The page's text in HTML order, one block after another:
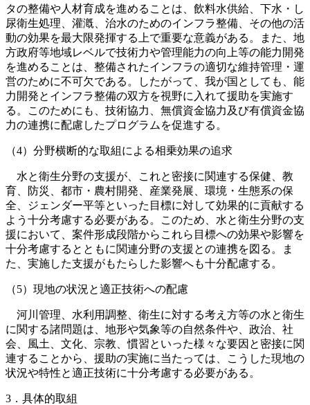
タの整備や人材育成を進めることは、飲料水供給、下水・し
尿衛生処理、灌漑、治水のためのインフラ整備、その他の活
動の効果を最大限発揮する上で重要な意義がある。また、地
方政府等地域レベルで技術力や管理能力の向上等の能力開発
を進めることは、整備されたインフラの適切な維持管理・運
営のために不可欠である。したがって、我が国としても、能
力開発とインフラ整備の双方を視野に入れて援助を実施す
る。このためにも、技術協力、無償資金協力及び有償資金協
力の連携に配慮したプログラムを促進する。
（4）分野横断的な取組による相乗効果の追求
水と衛生分野の支援が、これと密接に関連する保健、教
育、防災、都市・農村開発、産業発展、環境・生態系の保
全、ジェンダー平等といった目標に対して効果的に貢献する
よう十分考慮する必要がある。このため、水と衛生分野の支
援において、案件形成段階からこれら目標への効果や影響を
十分考慮するとともに関連分野の支援との連携を図る。ま
た、実施した支援がもたらした影響へも十分配慮する。
（5）現地の状況と適正技術への配慮
河川管理、水利用調整、衛生に対する考え方等の水と衛生
に関する諸問題は、地形や気象等の自然条件や、政治、社
会、風土、文化、宗教、慣習といった様々な要因と密接に関
連することから、援助の実施に当たっては、こうした現地の
状況や特性と適正技術に十分考慮する必要がある。
3．具体的取組